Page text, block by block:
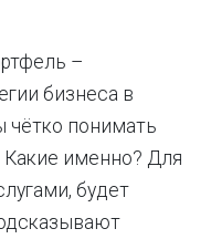
–
бизнеса в
понимать
именно? Для
будет